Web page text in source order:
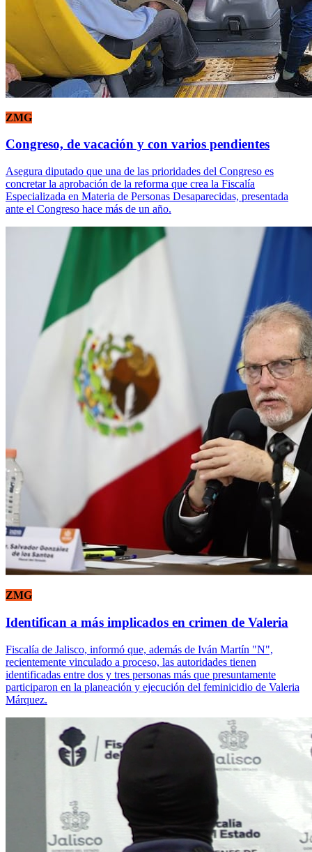
ZMG
Congreso, de vacación y con varios pendientes
Asegura diputado que una de las prioridades del Congreso es
concretar la aprobación de la reforma que crea la Fiscalía
Especializada en Materia de Personas Desaparecidas, presentada
ante el Congreso hace más de un año.
ZMG
Identifican a más implicados en crimen de Valeria
Fiscalía de Jalisco, informó que, además de Iván Martín "N",
recientemente vinculado a proceso, las autoridades tienen
identificadas entre dos y tres personas más que presuntamente
participaron en la planeación y ejecución del feminicidio de Valeria
Márquez.